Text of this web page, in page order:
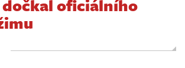
dočkal oficiálního